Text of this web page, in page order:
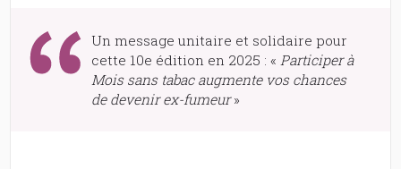
Un message unitaire et solidaire pour
cette 10e édition en 2025 : « Participer à
Mois sans tabac augmente vos chances
de devenir ex-fumeur»